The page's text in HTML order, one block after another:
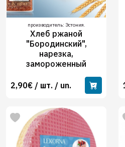
производитель: Эстония.
Хлеб ржаной
"Бородинский",
нарезка,
замороженный
2,90€ / шт. / un.